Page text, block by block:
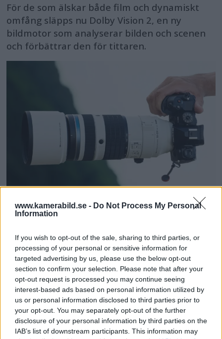
www.kamerabild.se - Do Not Process My Personal
Information
If you wish to opt-out of the sale, sharing to third parties, or
processing of your personal or sensitive information for
targeted advertising by us, please use the below opt-out
section to confirm your selection. Please note that after your
opt-out request is processed you may continue seeing
interest-based ads based on personal information utilized by
us or personal information disclosed to third parties prior to
your opt-out. You may separately opt-out of the further
disclosure of your personal information by third parties on the
IAB’s list of downstream participants. This information may
För de som älskar både film och dynamiskt
omfång släpps nu Dolby Vision 2, en ny
bildmotor som analyserar bilden och scenen
och förbättrar den för tittaren.
OM System lanserar
objektiv i Sverige
OM System lanserar nu "Test & Wow"-
programmet i Sverige, vilket gör det möjligt
att låna hem kameror och objektiv under fem
dagar för att se hur utrustningen passar dina
behov.